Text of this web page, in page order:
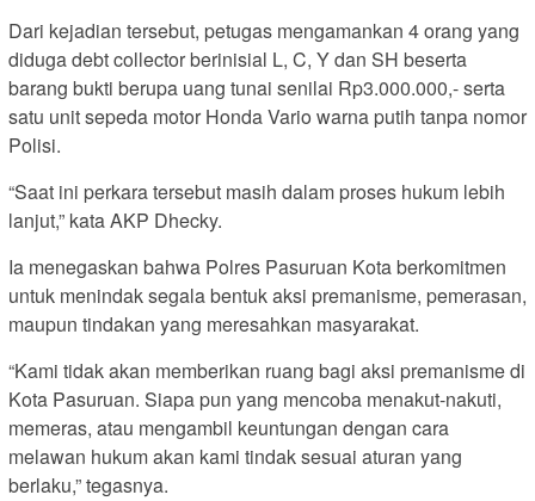
Dari kejadian tersebut, petugas mengamankan 4 orang yang
diduga debt collector berinisial L, C, Y dan SH beserta
barang bukti berupa uang tunai senilai Rp3.000.000,- serta
satu unit sepeda motor Honda Vario warna putih tanpa nomor
Polisi.
“Saat ini perkara tersebut masih dalam proses hukum lebih
lanjut,” kata AKP Dhecky.
Ia menegaskan bahwa Polres Pasuruan Kota berkomitmen
untuk menindak segala bentuk aksi premanisme, pemerasan,
maupun tindakan yang meresahkan masyarakat.
“Kami tidak akan memberikan ruang bagi aksi premanisme di
Kota Pasuruan. Siapa pun yang mencoba menakut-nakuti,
memeras, atau mengambil keuntungan dengan cara
melawan hukum akan kami tindak sesuai aturan yang
berlaku,” tegasnya.